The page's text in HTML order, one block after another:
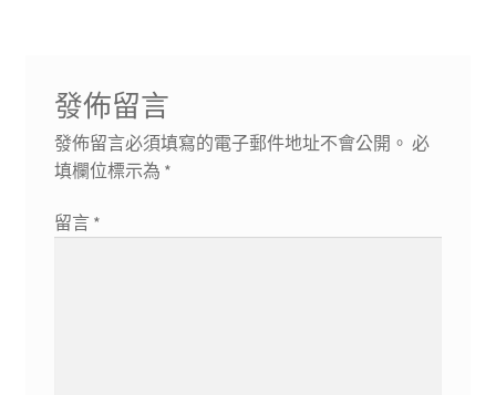
發佈留言
發佈留言必須填寫的電子郵件地址不會公開。 必
填欄位標示為 *
留言 *